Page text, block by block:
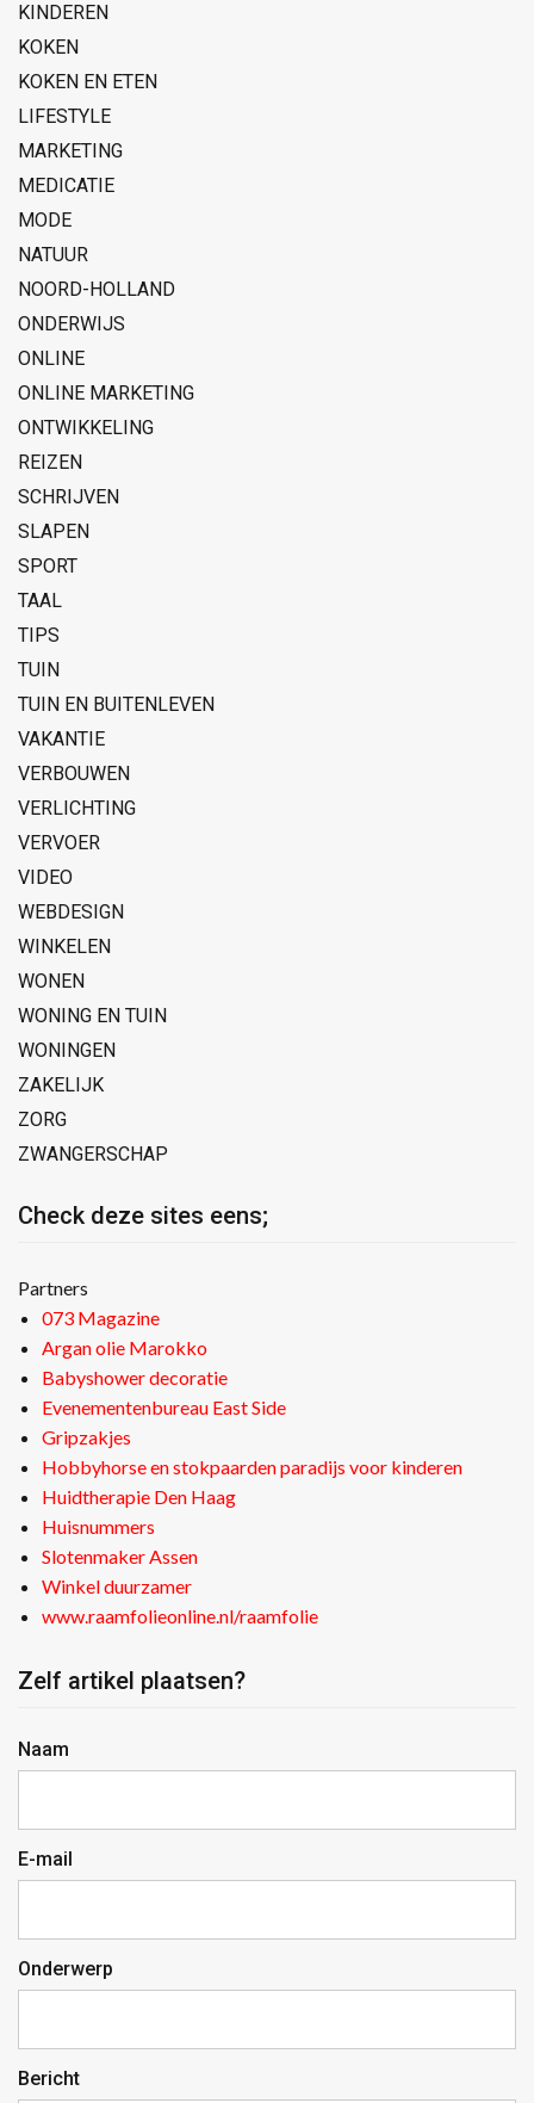
KINDEREN
KOKEN
KOKEN EN ETEN
LIFESTYLE
MARKETING
MEDICATIE
MODE
NATUUR
NOORD-HOLLAND
ONDERWIJS
ONLINE
ONLINE MARKETING
ONTWIKKELING
REIZEN
SCHRIJVEN
SLAPEN
SPORT
TAAL
TIPS
TUIN
TUIN EN BUITENLEVEN
VAKANTIE
VERBOUWEN
VERLICHTING
VERVOER
VIDEO
WEBDESIGN
WINKELEN
WONEN
WONING EN TUIN
WONINGEN
ZAKELIJK
ZORG
ZWANGERSCHAP
Check deze sites eens;
Partners
073 Magazine
Argan olie Marokko
Babyshower decoratie
Evenementenbureau East Side
Gripzakjes
Hobbyhorse en stokpaarden paradijs voor kinderen
Huidtherapie Den Haag
Huisnummers
Slotenmaker Assen
Winkel duurzamer
www.raamfolieonline.nl/raamfolie
Zelf artikel plaatsen?
Naam
E-mail
Onderwerp
Bericht